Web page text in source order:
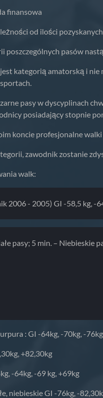
finansowa
od ilości
poszczególnych pasów
kategorią amatorską i
pasy w dyscyplinach
posiadający stopnie
koncie profesjonalne
zawodnik zostanie
walk:
2006 - 2005) GI -58,5 kg, -
pasy; 5 min. – Niebieskie
: GI -64kg, -70kg, -
+82,30kg
-64kg, -69 kg, +69kg
niebieskie GI -76kg, -